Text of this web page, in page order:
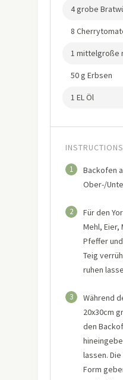
4 grobe
8
1 mittelgroße
50 g Erbsen
1 EL Öl
INSTRUCTIONS
1
Backofen
Ober-/
2
Für den
Mehl, Eier,
Pfeffer
Teig
ruhen
3
Während
20x30cm
den
lassen.
Form